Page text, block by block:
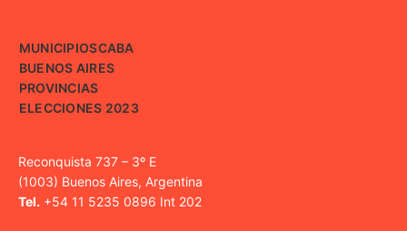
MUNICIPIOSCABA
BUENOS AIRES
PROVINCIAS
ELECCIONES 2023
Reconquista 737 – 3º E
(1003) Buenos Aires, Argentina
Tel. +54 11 5235 0896 Int 202